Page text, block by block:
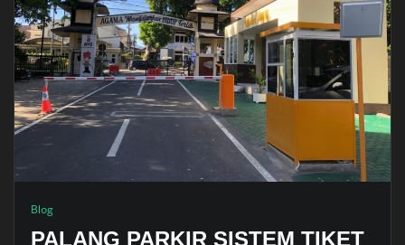
Blog
PALANG PARKIR SISTEM TIKET